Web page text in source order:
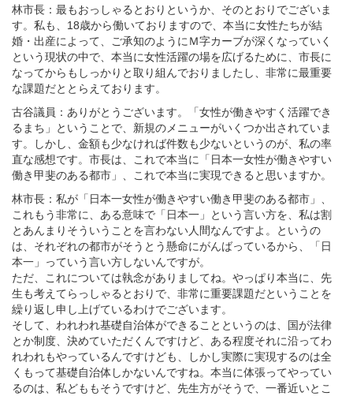
林市長：最もおっしゃるとおりというか、そのとおりでございま
す。私も、18歳から働いておりますので、本当に女性たちが結
婚・出産によって、ご承知のようにＭ字カーブが深くなっていく
という現状の中で、本当に女性活躍の場を広げるために、市長に
なってからもしっかりと取り組んでおりましたし、非常に最重要
な課題だととらえております。
古谷議員：ありがとうございます。「女性が働きやすく活躍でき
るまち」ということで、新規のメニューがいくつか出されていま
す。しかし、金額も少なければ件数も少ないというのが、私の率
直な感想です。市長は、これで本当に「日本一女性が働きやすい
働き甲斐のある都市」、これで本当に実現できると思いますか。
林市長：私が「日本一女性が働きやすい働き甲斐のある都市」、
これもう非常に、ある意味で「日本一」という言い方を、私は割
とあんまりそういうことを言わない人間なんですよ。というの
は、それぞれの都市がそうとう懸命にがんばっているから、「日
本一」っていう言い方しないんですが。
ただ、これについては執念がありましてね。やっぱり本当に、先
生も考えてらっしゃるとおりで、非常に重要課題だということを
繰り返し申し上げているわけでございます。
そして、われわれ基礎自治体ができることというのは、国が法律
とか制度、決めていただくんですけど、ある程度それに沿ってわ
れわれもやっているんですけども、しかし実際に実現するのは全
くもって基礎自治体しかないんですね。本当に体張ってやってい
るのは、私どももそうですけど、先生方がそうで、一番近いとこ